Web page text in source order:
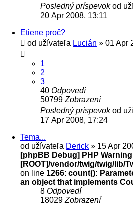
Posledný príspevokod
20 Apr 2008, 13:11
Etiene proč?
od užívateľa Lucián » 01 Apr
1
2
3
40 Odpovedí
50799 Zobrazení
Posledný príspevokod
17 Apr 2008, 17:24
Tema...
od užívateľa Derick » 15 Apr
[phpBB Debug] PHP Warning
[ROOT]/vendor/twig/twig/lib/
on line 1266: count():
an object that implements
8 Odpovedí
18029 Zobrazení